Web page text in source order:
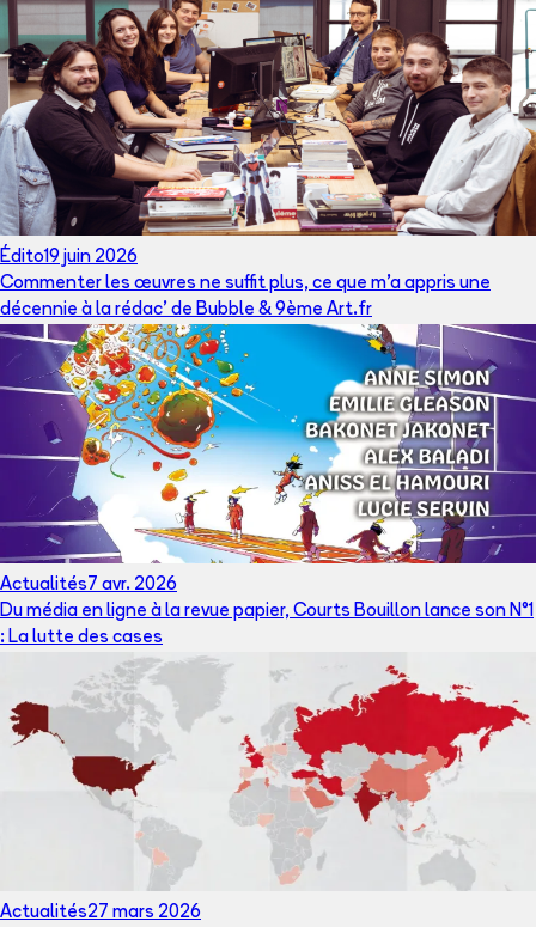
Édito19 juin 2026
Commenter les œuvres ne suffit plus, ce que m’a appris une
décennie à la rédac’ de Bubble & 9ème Art.fr
Actualités 7 avr. 2026
Du média en ligne à la revue papier, Courts Bouillon lance son N°1
: La lutte des cases
Actualités27 mars 2026